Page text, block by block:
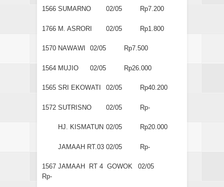
1566 SUMARNO 02/05 Rp7.200
1766 M. ASRORI 02/05 Rp1.800
1570 NAWAWI 02/05 Rp7.500
1564 MUJIO 02/05 Rp26.000
1565 SRI EKOWATI 02/05 Rp40.200
1572 SUTRISNO 02/05 Rp-
HJ. KISMATUN 02/05 Rp20.000
JAMAAH RT.03 02/05 Rp-
1567 JAMAAH RT 4 GOWOK
02/05
Rp-